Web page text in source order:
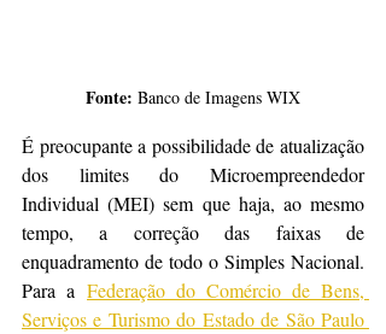
Fonte: Banco de Imagens WIX
É preocupante a possibilidade de atualização
dos limites do Microempreendedor
Individual (MEI) sem que haja, ao mesmo
tempo, a correção das faixas de
enquadramento de todo o Simples Nacional.
Para a Federação do Comércio de Bens,
Serviços e Turismo do Estado de São Paulo